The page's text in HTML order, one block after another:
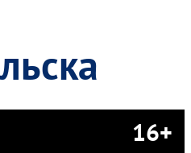
16+